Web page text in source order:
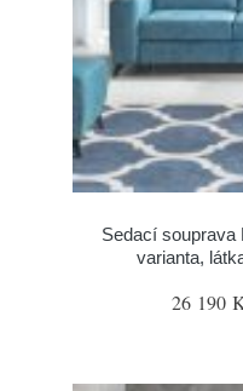
Sedací souprava
varianta,
26 190